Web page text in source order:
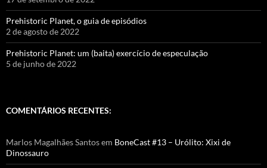
Prehistoric Planet, o guia de episódios
2 de agosto de 2022
Prehistoric Planet: um (baita) exercício de especulação
5 de junho de 2022
COMENTÁRIOS RECENTES:
Marlos Magalhães Santosem BoneCast #13 – Urólito: Xixi de
Dinossauro